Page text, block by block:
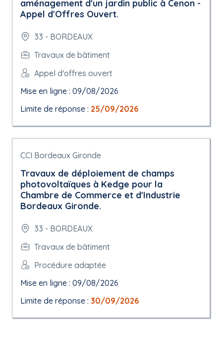
aménagement d'un jardin public à Cenon -
Appel d'Offres Ouvert.
33 - BORDEAUX
Travaux de bâtiment
Appel d'offres ouvert
Mise en ligne : 09/08/2026
Limite de réponse : 25/09/2026
CCI Bordeaux Gironde
Travaux de déploiement de champs
photovoltaïques à Kedge pour la
Chambre de Commerce et d'Industrie
Bordeaux Gironde.
33 - BORDEAUX
Travaux de bâtiment
Procédure adaptée
Mise en ligne : 09/08/2026
Limite de réponse : 30/09/2026